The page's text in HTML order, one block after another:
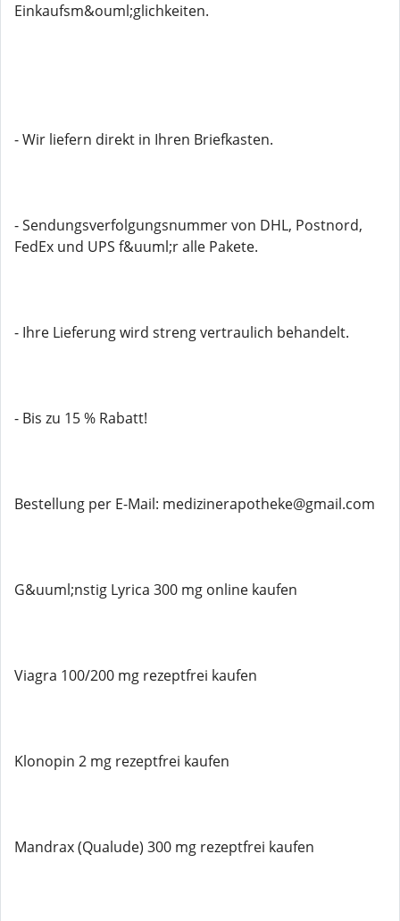
Einkaufsm&ouml;glichkeiten.
- Wir liefern direkt in Ihren Briefkasten.
- Sendungsverfolgungsnummer von DHL, Postnord,
FedEx und UPS f&uuml;r alle Pakete.
- Ihre Lieferung wird streng vertraulich behandelt.
- Bis zu 15 % Rabatt!
Bestellung per E-Mail: medizinerapotheke@gmail.com
G&uuml;nstig Lyrica 300 mg online kaufen
Viagra 100/200 mg rezeptfrei kaufen
Klonopin 2 mg rezeptfrei kaufen
Mandrax (Qualude) 300 mg rezeptfrei kaufen